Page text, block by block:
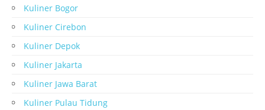
Kuliner Bogor
Kuliner Cirebon
Kuliner Depok
Kuliner Jakarta
Kuliner Jawa Barat
Kuliner Pulau Tidung